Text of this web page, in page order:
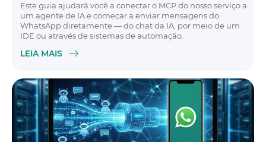
Este guia ajudará você a conectar o MCP do nosso serviço a
um agente de IA e começar a enviar mensagens do
WhatsApp diretamente — do chat da IA, por meio de um
IDE ou através de sistemas de automação.
LEIA MAIS